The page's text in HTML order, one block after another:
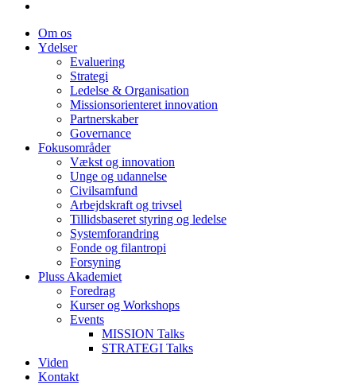
Om os
Ydelser
Evaluering
Strategi
Ledelse & Organisation
Missionsorienteret innovation
Partnerskaber
Governance
Fokusområder
Vækst og innovation
Unge og udannelse
Civilsamfund
Arbejdskraft og trivsel
Tillidsbaseret styring og ledelse
Systemforandring
Fonde og filantropi
Forsyning
Pluss Akademiet
Foredrag
Kurser og Workshops
Events
MISSION Talks
STRATEGI Talks
Viden
Kontakt